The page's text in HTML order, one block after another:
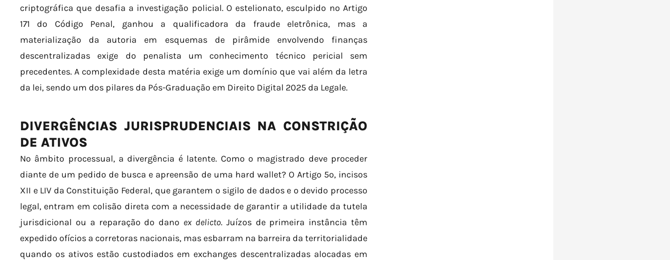
criptográfica que desafia a investigação policial. O estelionato, esculpido no Artigo
171 do Código Penal, ganhou a qualificadora da fraude eletrônica, mas a
materialização da autoria em esquemas de pirâmide envolvendo finanças
descentralizadas exige do penalista um conhecimento técnico pericial sem
precedentes. A complexidade desta matéria exige um domínio que vai além da letra
da lei, sendo um dos pilares da Pós-Graduação em Direito Digital 2025 da Legale.
DIVERGÊNCIAS JURISPRUDENCIAIS NA CONSTRIÇÃO
DE ATIVOS
No âmbito processual, a divergência é latente. Como o magistrado deve proceder
diante de um pedido de busca e apreensão de uma hard wallet? O Artigo 5º, incisos
XII e LIV da Constituição Federal, que garantem o sigilo de dados e o devido processo
legal, entram em colisão direta com a necessidade de garantir a utilidade da tutela
jurisdicional ou a reparação do dano ex delicto. Juízos de primeira instância têm
expedido ofícios a corretoras nacionais, mas esbarram na barreira da territorialidade
quando os ativos estão custodiados em exchanges descentralizadas alocadas em